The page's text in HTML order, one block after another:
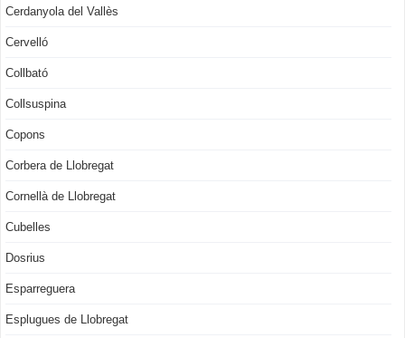
Cerdanyola del Vallès
Cervelló
Collbató
Collsuspina
Copons
Corbera de Llobregat
Cornellà de Llobregat
Cubelles
Dosrius
Esparreguera
Esplugues de Llobregat